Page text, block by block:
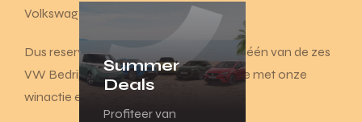
Summer
Deals
Profiteer van
Volkswagen e-Transporter.
Dus reserveer hierboven een proefrit in één van de zes
VW Bedrijfswagens, doe op locatie mee met onze
winactie en win!